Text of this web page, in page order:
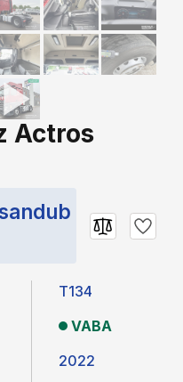
Actros
T134
VABA
2022